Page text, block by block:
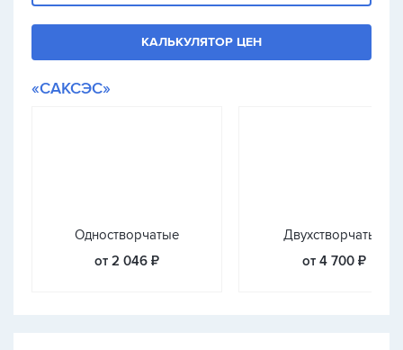
КАЛЬКУЛЯТОР ЦЕН
«САКСЭС»
Одностворчатые
от 2 046 ₽
Двухстворчатые
от 4 700 ₽